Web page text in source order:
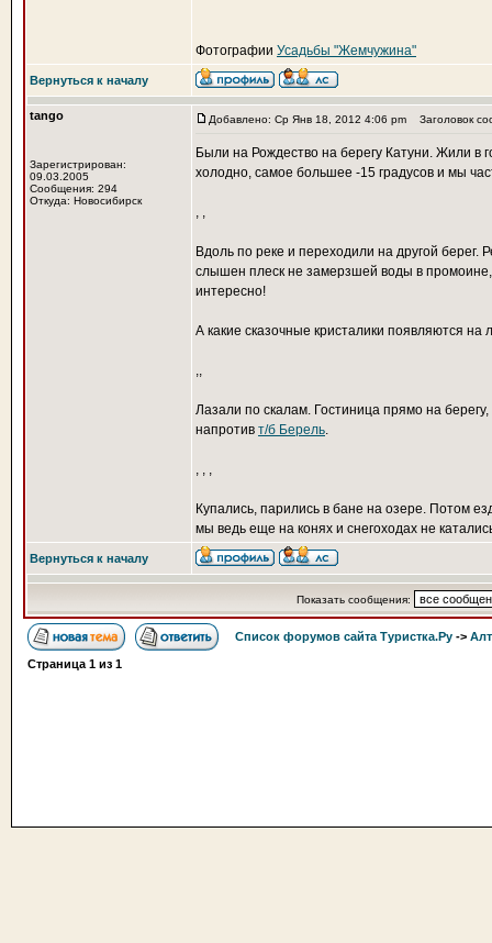
Фотографии Усадьбы "Жемчужина"
Вернуться к началу
tango
Зарегистрирован:
09.03.2005
Сообщения: 294
Откуда: Новосибирск
Добавлено: Ср Янв 18, 2012 4:06 pm Заголовок
Были на Рождество на берегу Катуни. Жили в
холодно, самое большее -15 градусов и мы
, ,
Вдоль по реке и переходили на другой берег.
слышен плеск не замерзшей воды в
интересно!
А какие сказочные кристалики появляются
,,
Лазали по скалам. Гостиница прямо на
напротив т/б Берель.
, , ,
Купались, парились в бане на озере. Потом
мы ведь еще на конях и снегоходах не
Вернуться к началу
Показать сообщения:
Список форумов сайта Туристка.Ру ->
Страница 1 из 1